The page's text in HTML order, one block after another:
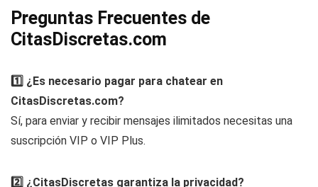
Preguntas Frecuentes de
CitasDiscretas.com
1️⃣ ¿Es necesario pagar para chatear en
CitasDiscretas.com?
Sí, para enviar y recibir mensajes ilimitados necesitas una
suscripción VIP o VIP Plus.
2️⃣ ¿CitasDiscretas garantiza la privacidad?